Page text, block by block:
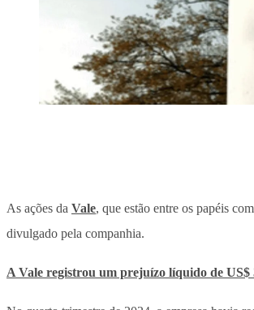
As ações da Vale , que estão entre os papéis
divulgado pela companhia.
A Vale registrou um prejuízo líquido de US$